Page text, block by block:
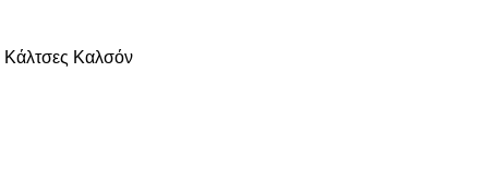
Κάλτσες Καλσόν